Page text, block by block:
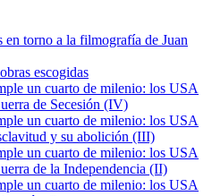
en torno a la filmografía de Juan
escogidas
un cuarto de milenio: los USA
de Secesión (IV)
un cuarto de milenio: los USA
y su abolición (III)
un cuarto de milenio: los USA
de la Independencia (II)
un cuarto de milenio: los USA